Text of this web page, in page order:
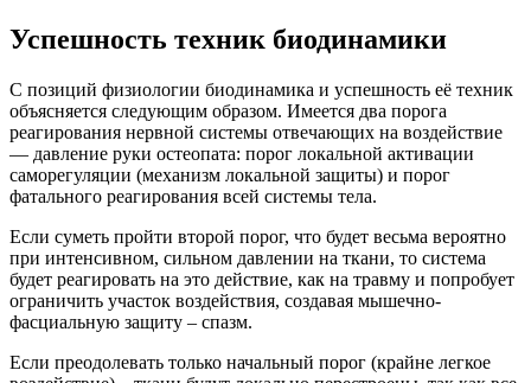
Успешность техник биодинамики
С позиций физиологии биодинамика и успешность её техник
объясняется следующим образом. Имеется два порога
реагирования нервной системы отвечающих на воздействие
— давление руки остеопата: порог локальной активации
саморегуляции (механизм локальной защиты) и порог
фатального реагирования всей системы тела.
Если суметь пройти второй порог, что будет весьма вероятно
при интенсивном, сильном давлении на ткани, то система
будет реагировать на это действие, как на травму и попробует
ограничить участок воздействия, создавая мышечно-
фасциальную защиту – спазм.
Если преодолевать только начальный порог (крайне легкое